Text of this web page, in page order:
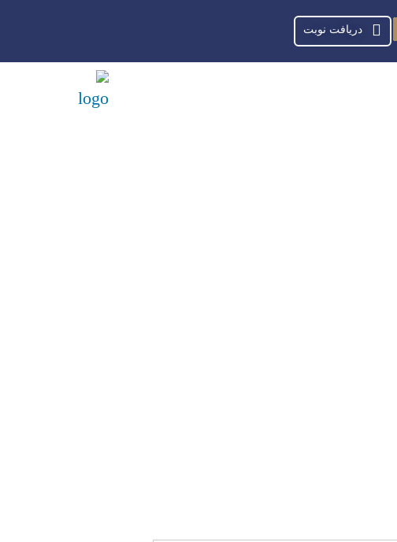
دریافت نوبت